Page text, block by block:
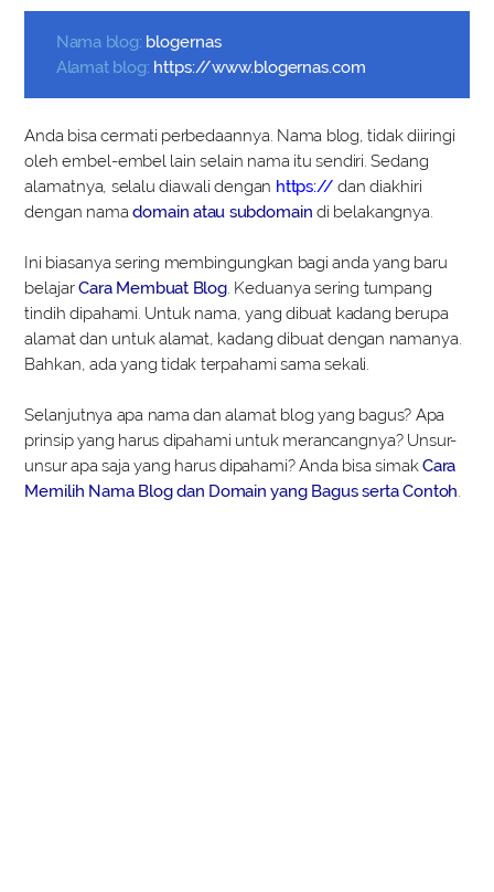
Nama blog: blogernas
Alamat blog: https://www.blogernas.com
Anda bisa cermati perbedaannya. Nama blog, tidak diiringi
oleh embel-embel lain selain nama itu sendiri. Sedang
alamatnya, selalu diawali dengan https:// dan diakhiri
dengan namadomain atau subdomain di belakangnya.
Ini biasanya sering membingungkan bagi anda yang baru
belajarCara Membuat Blog. Keduanya sering tumpang
tindih dipahami. Untuk nama, yang dibuat kadang berupa
alamat dan untuk alamat, kadang dibuat dengan namanya.
Bahkan, ada yang tidak terpahami sama sekali.
Selanjutnya apa nama dan alamat blog yang bagus? Apa
prinsip yang harus dipahami untuk merancangnya? Unsur-
unsur apa saja yang harus dipahami? Anda bisa simakCara
Memilih Nama Blog dan Domain yang Bagus serta Contoh.